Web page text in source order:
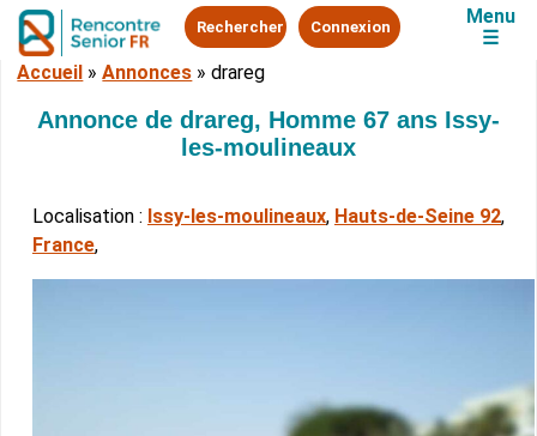
Rechercher Connexion
Menu
☰
Accueil »Annonces »drareg
Annonce de drareg, Homme 67 ans Issy-
les-moulineaux
Localisation : Issy-les-moulineaux, Hauts-de-Seine 92,
France,